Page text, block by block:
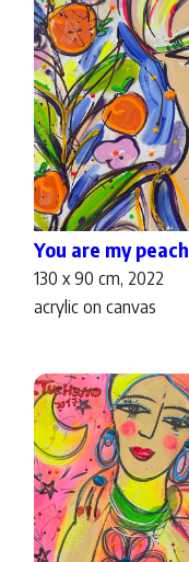
You are my peach
130 x 90 cm, 2022
acrylic on canvas